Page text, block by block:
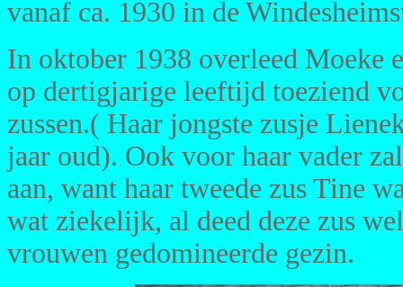
vanaf ca. 1930 in de
In oktober 1938 overleed Moeke
op dertigjarige leeftijd toeziend
zussen.( Haar jongste zusje
jaar oud). Ook voor haar vader
aan, want haar tweede zus Tine
wat ziekelijk, al deed deze zus
vrouwen gedomineerde gezin.